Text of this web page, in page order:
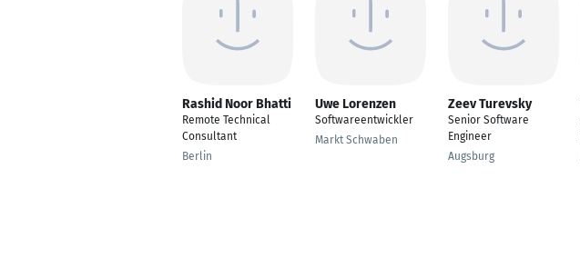
Rashid Noor Bhatti
Remote Technical
Consultant
Berlin
Uwe Lorenzen
Softwareentwickler
Markt Schwaben
Zeev Turevsky
Senior Software
Engineer
Augsburg